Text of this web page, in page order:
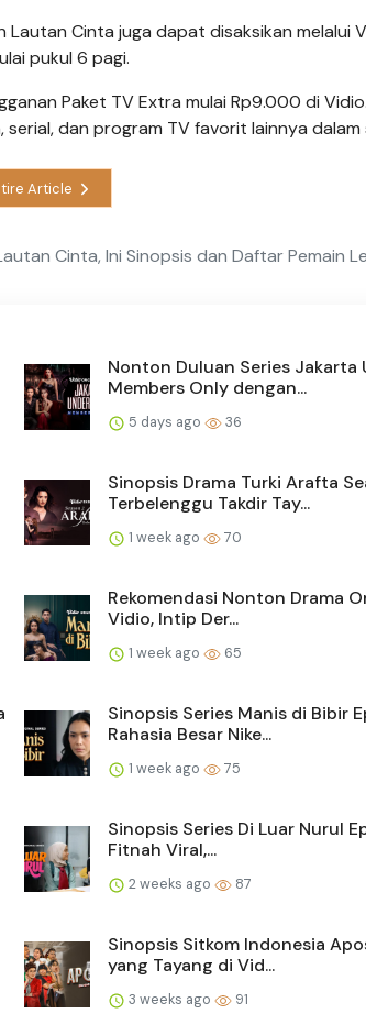
Cinta juga dapat disaksikan melalui
pukul 6 pagi.
Paket TV Extra mulai Rp9.000 di
dan program TV favorit lainnya
Article
Cinta, Ini Sinopsis dan Daftar Pemain
Nonton Duluan Series Jakarta
Members Only dengan...
5 days ago 36
Sinopsis Drama Turki Arafta
Terbelenggu Takdir Tay...
1 week ago 70
Rekomendasi Nonton Drama
Vidio, Intip Der...
1 week ago 65
Sinopsis Series Manis di Bibir
Rahasia Besar Nike...
1 week ago 75
Sinopsis Series Di Luar Nurul
Fitnah Viral,...
2 weeks ago 87
Sinopsis Sitkom Indonesia
yang Tayang di Vid...
3 weeks ago 91